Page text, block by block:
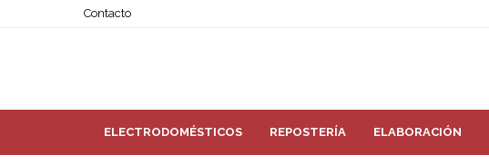
ELECTRODOMÉSTICOS REPOSTERÍA ELABORACIÓN
Contacto